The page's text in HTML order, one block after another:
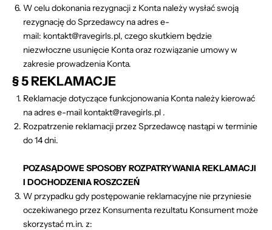
W celu dokonania rezygnacji z Konta należy wysłać swoją
rezygnację do Sprzedawcy na adres e-
mail: kontakt@ravegirls.pl, czego skutkiem będzie
niezwłoczne usunięcie Konta oraz rozwiązanie umowy w
zakresie prowadzenia Konta.
§ 5 REKLAMACJE
Reklamacje dotyczące funkcjonowania Konta należy kierować
na adres e-mail kontakt@ravegirls.pl .
Rozpatrzenie reklamacji przez Sprzedawcę nastąpi w terminie
do 14 dni.
POZASĄDOWE SPOSOBY ROZPATRYWANIA REKLAMACJI
I DOCHODZENIA ROSZCZEŃ
W przypadku gdy postępowanie reklamacyjne nie przyniesie
oczekiwanego przez Konsumenta rezultatu Konsument może
skorzystać m.in. z: